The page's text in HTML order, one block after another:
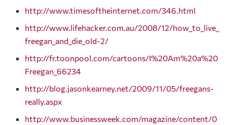
http://www.timesoftheinternet.com/346.html
http://www.lifehacker.com.au/2008/12/how_to_live_
freegan_and_die_old-2/
http://fr.toonpool.com/cartoons/I%20Am%20a%20
Freegan_66234
http://blog.jasonkearney.net/2009/11/05/freegans-
really.aspx
http://www.businessweek.com/magazine/content/0